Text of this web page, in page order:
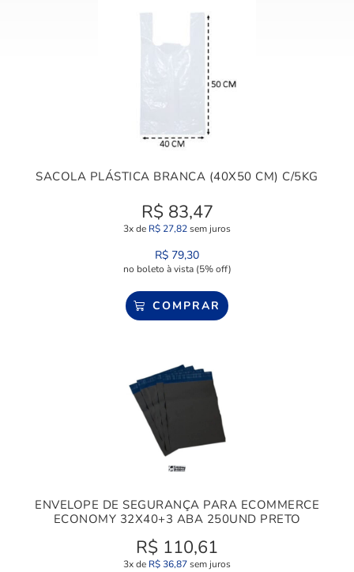
SACOLA PLÁSTICA BRANCA (40X50 CM) C/5KG
R$ 83,47
3x de R$ 27,82sem juros
R$ 79,30
no boleto à vista (5% off)
COMPRAR
ENVELOPE DE SEGURANÇA PARA ECOMMERCE
ECONOMY 32X40+3 ABA 250UND PRETO
R$ 110,61
3x de R$36,87sem juros